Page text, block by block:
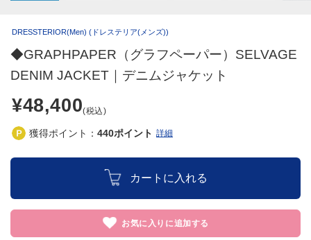
DRESSTERIOR(Men) (ドレステリア(メンズ))
◆GRAPHPAPER（グラフペーパー）SELVAGE
DENIM JACKET｜デニムジャケット
¥48,400(税込)
獲得ポイント： 440ポイント 詳細
カートに入れる
お気に入りに追加する